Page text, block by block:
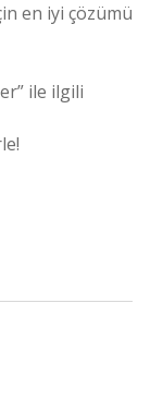
en iyi çözümü
ile ilgili